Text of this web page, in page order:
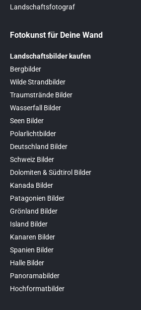
Landschaftsfotograf
Fotokunst für Deine Wand
Landschaftsbilder kaufen
Bergbilder
Wilde Strandbilder
Traumstrände Bilder
Wasserfall Bilder
Seen Bilder
Polarlichtbilder
Deutschland Bilder
Schweiz Bilder
Dolomiten & Südtirol Bilder
Kanada Bilder
Patagonien Bilder
Grönland Bilder
Island Bilder
Kanaren Bilder
Spanien Bilder
Halle Bilder
Panoramabilder
Hochformatbilder